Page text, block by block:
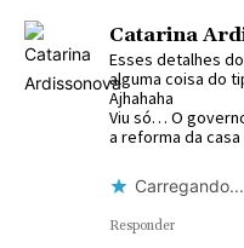
Catarina
Esses detalhes
alguma coisa do
Ajhahaha
Viu só… O
a reforma da
Carregando...
Responder